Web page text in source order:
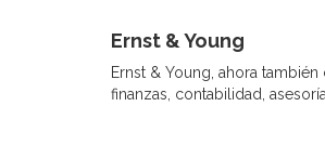
Ernst & Young
Ernst & Young, ahora
finanzas, contabilidad,